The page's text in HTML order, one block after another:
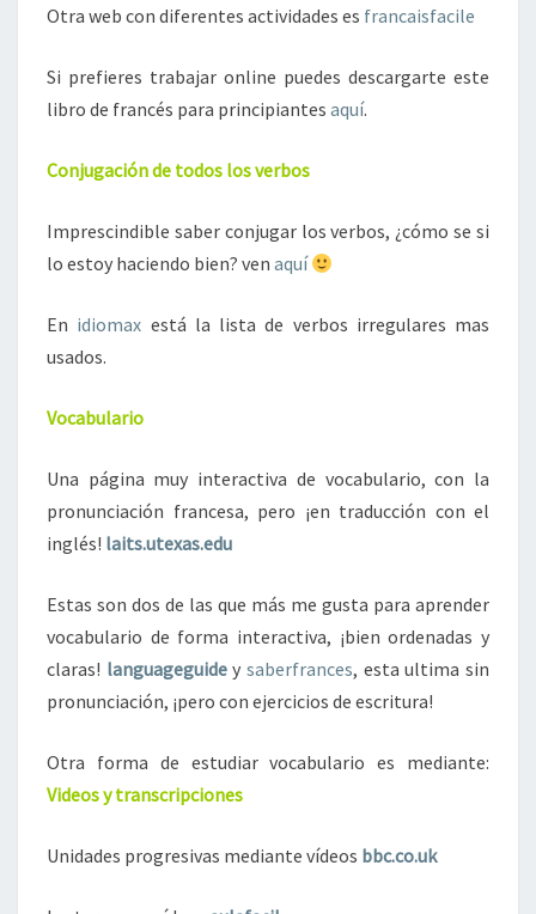
Otra web con diferentes actividades es francaisfacile
Si prefieres trabajar online puedes descargarte este
libro de francés para principiantes aquí.
Conjugación de todos los verbos
Imprescindible saber conjugar los verbos, ¿cómo se si
lo estoy haciendo bien? ven aquí
En idiomax está la lista de verbos irregulares mas
usados.
Vocabulario
Una página muy interactiva de vocabulario, con la
pronunciación francesa, pero ¡en traducción con el
inglés! laits.utexas.edu
Estas son dos de las que más me gusta para aprender
vocabulario de forma interactiva, ¡bien ordenadas y
claras! languageguide ysaberfrances, esta ultima sin
pronunciación, ¡pero con ejercicios de escritura!
Otra forma de estudiar vocabulario es mediante:
Videos y transcripciones
Unidades progresivas mediante vídeos bbc.co.uk